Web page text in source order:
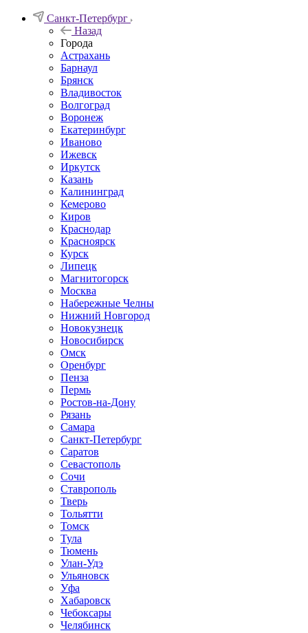
Санкт-Петербург
Назад
Города
Астрахань
Барнаул
Брянск
Владивосток
Волгоград
Воронеж
Екатеринбург
Иваново
Ижевск
Иркутск
Казань
Калининград
Кемерово
Киров
Краснодар
Красноярск
Курск
Липецк
Магнитогорск
Москва
Набережные Челны
Нижний Новгород
Новокузнецк
Новосибирск
Омск
Оренбург
Пенза
Пермь
Ростов-на-Дону
Рязань
Самара
Санкт-Петербург
Саратов
Севастополь
Сочи
Ставрополь
Тверь
Тольятти
Томск
Тула
Тюмень
Улан-Удэ
Ульяновск
Уфа
Хабаровск
Чебоксары
Челябинск